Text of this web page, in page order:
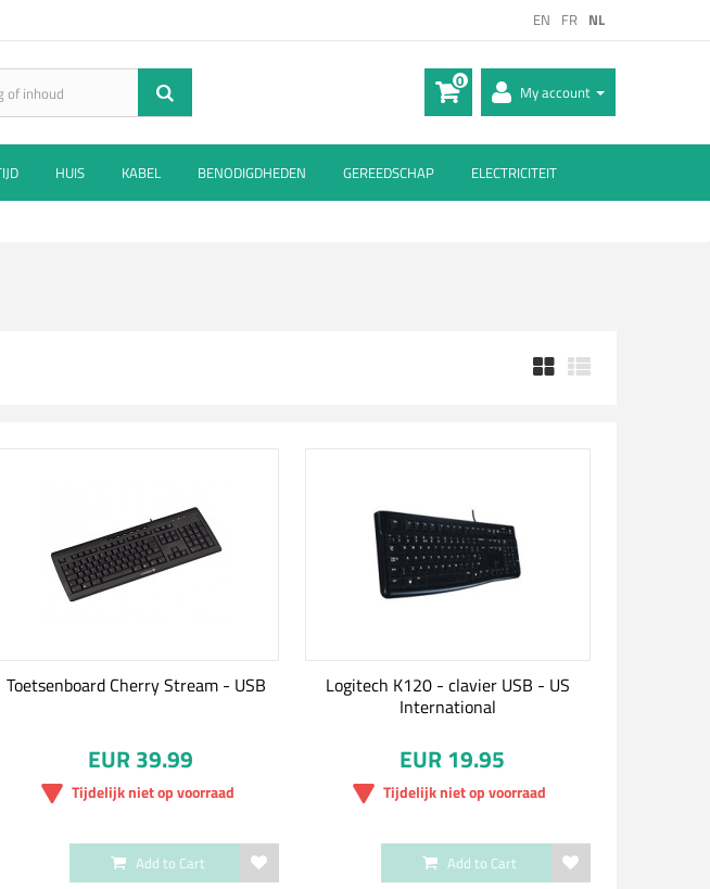
EN FR NL
My account
0
HUIS KABEL BENODIGDHEDEN GEREEDSCHAP ELECTRICITEIT
Toetsenboard Cherry Stream - USB
EUR 39.99
Tijdelijk niet op voorraad
Add to Cart
Logitech K120 - clavier USB - US
International
EUR 19.95
Tijdelijk niet op voorraad
Add to Cart